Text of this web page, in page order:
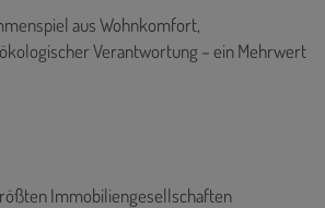
aus Wohnkomfort,
Verantwortung – ein Mehrwert
Immobiliengesellschaften